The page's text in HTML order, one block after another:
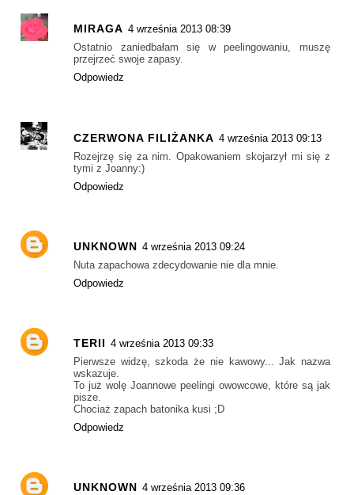
MIRAGA 4 września 2013 08:39
Ostatnio zaniedbałam się w peelingowaniu, muszę
przejrzeć swoje zapasy.
Odpowiedz
CZERWONA FILIŻANKA 4 września 2013 09:13
Rozejrzę się za nim. Opakowaniem skojarzył mi się z
tymi z Joanny:)
Odpowiedz
UNKNOWN 4 września 2013 09:24
Nuta zapachowa zdecydowanie nie dla mnie.
Odpowiedz
TERII 4 września 2013 09:33
Pierwsze widzę, szkoda że nie kawowy... Jak nazwa
wskazuje.
To już wolę Joannowe peelingi owowcowe, które są jak
pisze.
Chociaż zapach batonika kusi ;D
Odpowiedz
UNKNOWN 4 września 2013 09:36